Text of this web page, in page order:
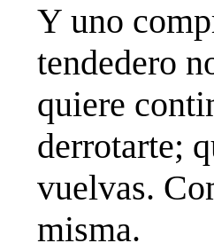
Y uno
tendedero
quiere
derrotarte;
vuelvas.
misma.